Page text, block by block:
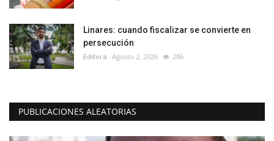
Linares: cuando fiscalizar se convierte en
persecución
Editora Agosto 2, 2026 286
PUBLICACIONES ALEATORIAS